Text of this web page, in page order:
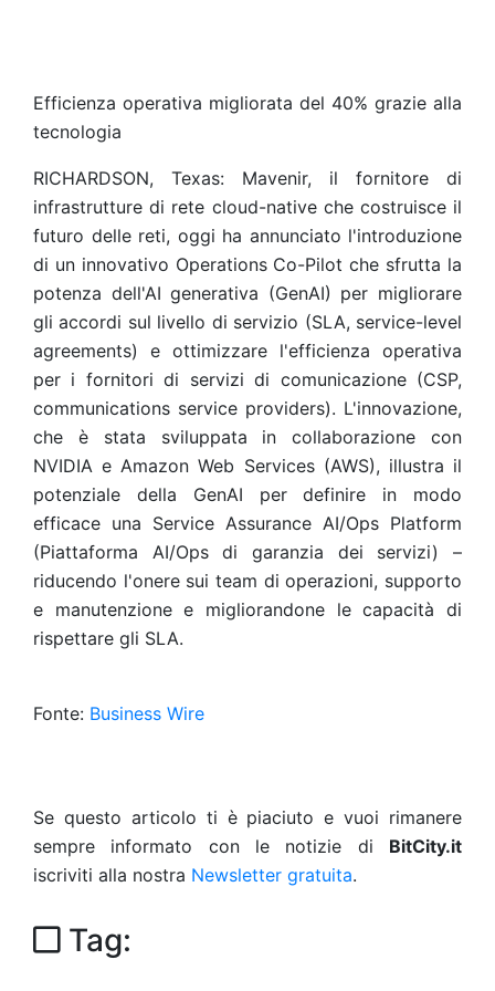
Efficienza operativa migliorata del 40% grazie alla
tecnologia
RICHARDSON, Texas: Mavenir, il fornitore di
infrastrutture di rete cloud-native che costruisce il
futuro delle reti, oggi ha annunciato l'introduzione
di un innovativo Operations Co-Pilot che sfrutta la
potenza dell'AI generativa (GenAI) per migliorare
gli accordi sul livello di servizio (SLA, service-level
agreements) e ottimizzare l'efficienza operativa
per i fornitori di servizi di comunicazione (CSP,
communications service providers). L'innovazione,
che è stata sviluppata in collaborazione con
NVIDIA e Amazon Web Services (AWS), illustra il
potenziale della GenAI per definire in modo
efficace una Service Assurance AI/Ops Platform
(Piattaforma AI/Ops di garanzia dei servizi) –
riducendo l'onere sui team di operazioni, supporto
e manutenzione e migliorandone le capacità di
rispettare gli SLA.
Fonte: Business Wire
Se questo articolo ti è piaciuto e vuoi rimanere
sempre informato con le notizie di BitCity.it
iscriviti alla nostra Newsletter gratuita.
Tag: